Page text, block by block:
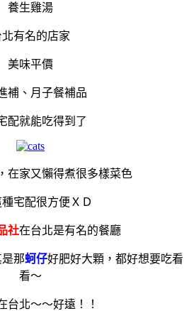
養生雞湯
北有名的店家
美味平價
補、月子餐補品
配就能吃得到了
在家又懶得煮很多樣菜色
宅配很方便ＸＤ
社在台北是有名的餐廳
那蚵仔好肥好大顆，都好想要吃看
看～
台北～～好遠！！